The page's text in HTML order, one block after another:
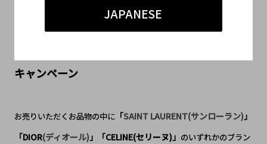
JAPANESE
#竹下 インポート メンズ #買取キャンペーン
キャンペーン
お売りいただくお品物の中に「SAINT LAURENT(サンローラン)」
「DIOR(ディオール)」 「CELINE(セリーヌ)」 のいずれかのブラン